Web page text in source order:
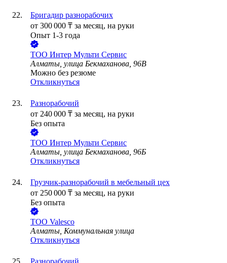
Бригадир разнорабочих
от 300 000 ₸ за месяц, на руки
Опыт 1-3 года
ТОО Интер Мульти Сервис
Алматы, улица Бекмаханова, 96В
Можно без резюме
Откликнуться
Разнорабочий
от 240 000 ₸ за месяц, на руки
Без опыта
ТОО Интер Мульти Сервис
Алматы, улица Бекмаханова, 96Б
Откликнуться
Грузчик-разнорабочий в мебельный цех
от 250 000 ₸ за месяц, на руки
Без опыта
ТОО Valesco
Алматы, Коммунальная улица
Откликнуться